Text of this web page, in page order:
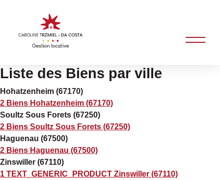
Liste des Biens par ville
Hohatzenheim (67170)
2 Biens Hohatzenheim (67170)
Soultz Sous Forets (67250)
2 Biens Soultz Sous Forets (67250)
Haguenau (67500)
2 Biens Haguenau (67500)
Zinswiller (67110)
1 TEXT_GENERIC_PRODUCT Zinswiller (67110)